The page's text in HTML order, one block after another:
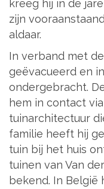
kreeg hij in de
zijn
aldaar.
In verband met
geëvacueerd en
ondergebracht.
hem in contact
tuinarchitectuur
familie heeft hij
tuin bij het huis
tuinen van Van
bekend. In